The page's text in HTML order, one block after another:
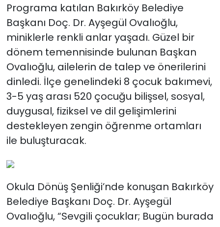
Programa katılan Bakırköy Belediye
Başkanı Doç. Dr. Ayşegül Ovalıoğlu,
miniklerle renkli anlar yaşadı. Güzel bir
dönem temennisinde bulunan Başkan
Ovalıoğlu, ailelerin de talep ve önerilerini
dinledi. İlçe genelindeki 8 çocuk bakımevi,
3-5 yaş arası 520 çocuğu bilişsel, sosyal,
duygusal, fiziksel ve dil gelişimlerini
destekleyen zengin öğrenme ortamları
ile buluşturacak.
Okula Dönüş Şenliği’nde konuşan Bakırköy
Belediye Başkanı Doç. Dr. Ayşegül
Ovalıoğlu, “Sevgili çocuklar; Bugün burada